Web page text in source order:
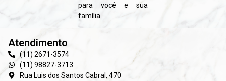
para você e sua
família.
Atendimento
(11) 2671-3574
(11) 98827-3713
Rua Luis dos Santos Cabral, 470